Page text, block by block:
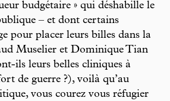
budgétaire » qui déshabille le
– et dont certains
pour placer leurs billes dans la
Muselier et Dominique Tian
ils leurs belles cliniques à
de guerre ?), voilà qu’au
vous courez vous réfugier